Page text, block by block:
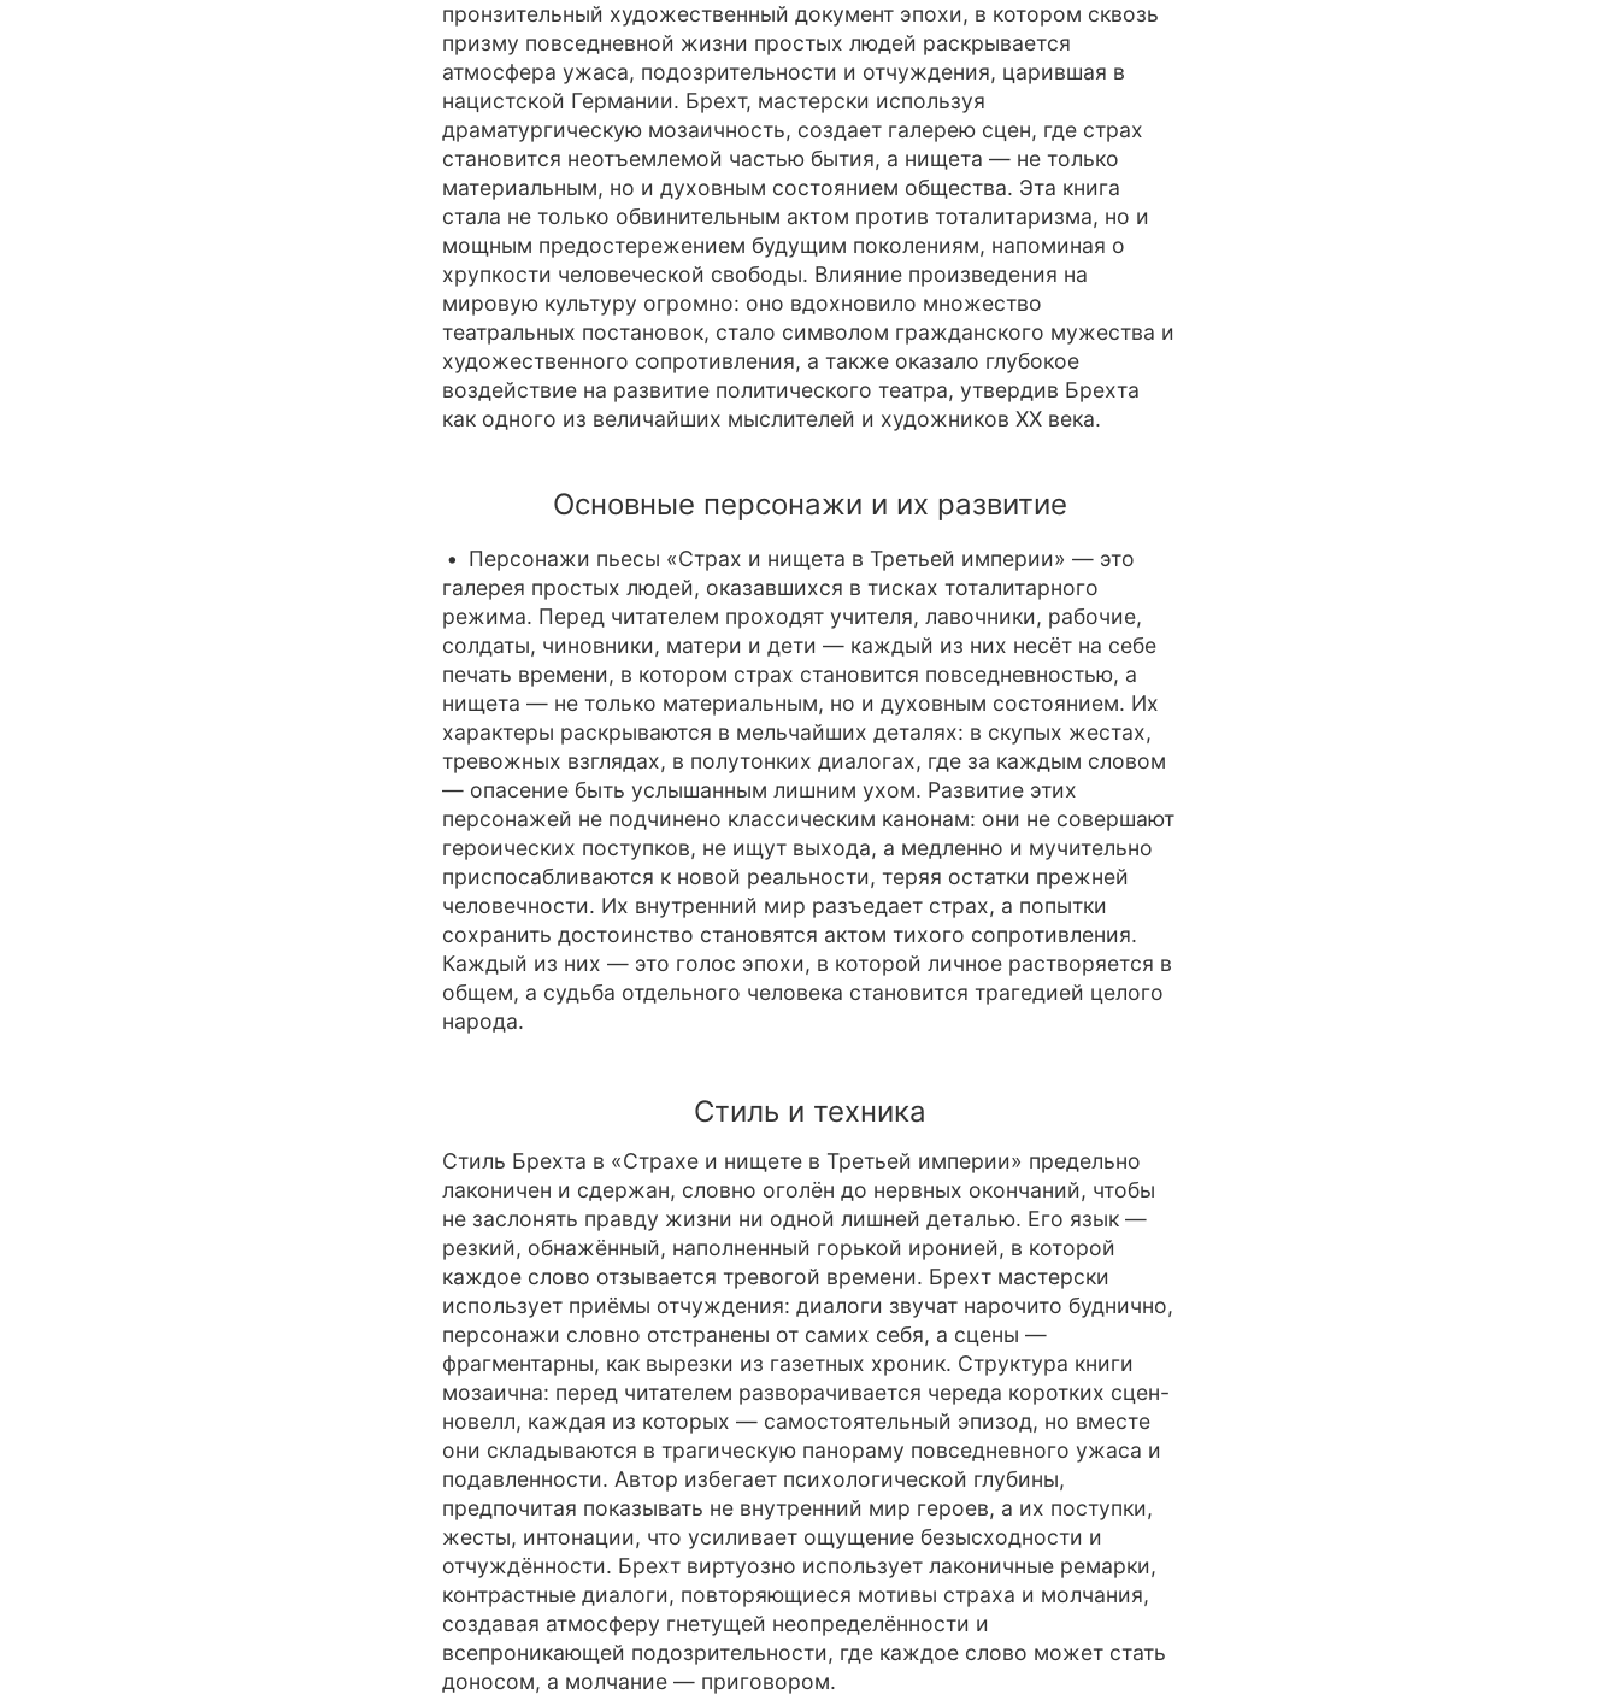
пронзительный художественный документ эпохи, в котором сквозь
призму повседневной жизни простых людей раскрывается
атмосфера ужаса, подозрительности и отчуждения, царившая в
нацистской Германии. Брехт, мастерски используя
драматургическую мозаичность, создает галерею сцен, где страх
становится неотъемлемой частью бытия, а нищета — не только
материальным, но и духовным состоянием общества. Эта книга
стала не только обвинительным актом против тоталитаризма, но и
мощным предостережением будущим поколениям, напоминая о
хрупкости человеческой свободы. Влияние произведения на
мировую культуру огромно: оно вдохновило множество
театральных постановок, стало символом гражданского мужества и
художественного сопротивления, а также оказало глубокое
воздействие на развитие политического театра, утвердив Брехта
как одного из величайших мыслителей и художников XX века.
Основные персонажи и их развитие
Персонажи пьесы «Страх и нищета в Третьей империи» — это
галерея простых людей, оказавшихся в тисках тоталитарного
режима. Перед читателем проходят учителя, лавочники, рабочие,
солдаты, чиновники, матери и дети — каждый из них несёт на себе
печать времени, в котором страх становится повседневностью, а
нищета — не только материальным, но и духовным состоянием. Их
характеры раскрываются в мельчайших деталях: в скупых жестах,
тревожных взглядах, в полутонких диалогах, где за каждым словом
— опасение быть услышанным лишним ухом. Развитие этих
персонажей не подчинено классическим канонам: они не совершают
героических поступков, не ищут выхода, а медленно и мучительно
приспосабливаются к новой реальности, теряя остатки прежней
человечности. Их внутренний мир разъедает страх, а попытки
сохранить достоинство становятся актом тихого сопротивления.
Каждый из них — это голос эпохи, в которой личное растворяется в
общем, а судьба отдельного человека становится трагедией целого
народа.
Стиль и техника
Стиль Брехта в «Страхе и нищете в Третьей империи» предельно
лаконичен и сдержан, словно оголён до нервных окончаний, чтобы
не заслонять правду жизни ни одной лишней деталью. Его язык —
резкий, обнажённый, наполненный горькой иронией, в которой
каждое слово отзывается тревогой времени. Брехт мастерски
использует приёмы отчуждения: диалоги звучат нарочито буднично,
персонажи словно отстранены от самих себя, а сцены —
фрагментарны, как вырезки из газетных хроник. Структура книги
мозаична: перед читателем разворачивается череда коротких сцен-
новелл, каждая из которых — самостоятельный эпизод, но вместе
они складываются в трагическую панораму повседневного ужаса и
подавленности. Автор избегает психологической глубины,
предпочитая показывать не внутренний мир героев, а их поступки,
жесты, интонации, что усиливает ощущение безысходности и
отчуждённости. Брехт виртуозно использует лаконичные ремарки,
контрастные диалоги, повторяющиеся мотивы страха и молчания,
создавая атмосферу гнетущей неопределённости и
всепроникающей подозрительности, где каждое слово может стать
доносом, а молчание — приговором.